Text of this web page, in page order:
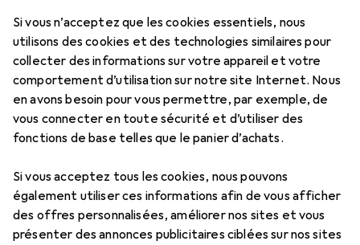
Si vous n’acceptez que les cookies essentiels, nous
utilisons des cookies et des technologies similaires pour
collecter des informations sur votre appareil et votre
comportement d’utilisation sur notre site Internet. Nous
en avons besoin pour vous permettre, par exemple, de
vous connecter en toute sécurité et d’utiliser des
fonctions de base telles que le panier d’achats.
Si vous acceptez tous les cookies, nous pouvons
également utiliser ces informations afin de vous afficher
des offres personnalisées, améliorer nos sites et vous
présenter des annonces publicitaires ciblées sur nos sites
14 images
REMISE QUANTITATIVE
19 14 Douille 1/2", 6 pans, 14
mm
14 mm
Prix en EUR TVA incl.
EUR
10,18 économisez EUR
2,50